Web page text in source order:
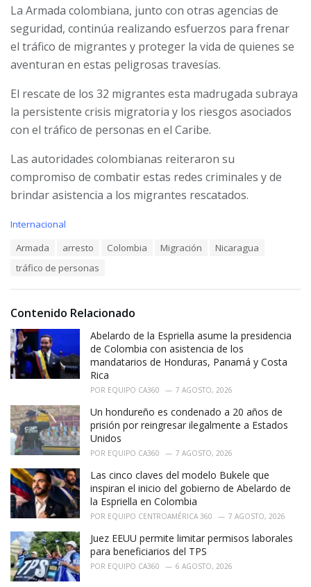
La Armada colombiana, junto con otras agencias de
seguridad, continúa realizando esfuerzos para frenar
el tráfico de migrantes y proteger la vida de quienes se
aventuran en estas peligrosas travesías.
El rescate de los 32 migrantes esta madrugada subraya
la persistente crisis migratoria y los riesgos asociados
con el tráfico de personas en el Caribe.
Las autoridades colombianas reiteraron su
compromiso de combatir estas redes criminales y de
brindar asistencia a los migrantes rescatados.
C
i
s
:
Internacional
Armada arresto Colombia Migración
Nicaragua
tráfico de personas
Contenido Relacionado
Abelardo de la Espriella asume la presidencia
de Colombia con asistencia de los
mandatarios de Honduras, Panamá y Costa
Rica
POR EQUIPO CA360 7 AGOSTO, 2026
Un hondureño es condenado a 20 años de
prisión por reingresar ilegalmente a Estados
Unidos
POR EQUIPO CA360 7 AGOSTO, 2026
Las cinco claves del modelo Bukele que
inspiran el inicio del gobierno de Abelardo de
la Espriella en Colombia
POR EQUIPO CENTROAMÉRICA 360 7 AGOSTO, 2026
Juez EEUU permite limitar permisos laborales
para beneficiarios del TPS
POR EQUIPO CA360 6 AGOSTO, 2026